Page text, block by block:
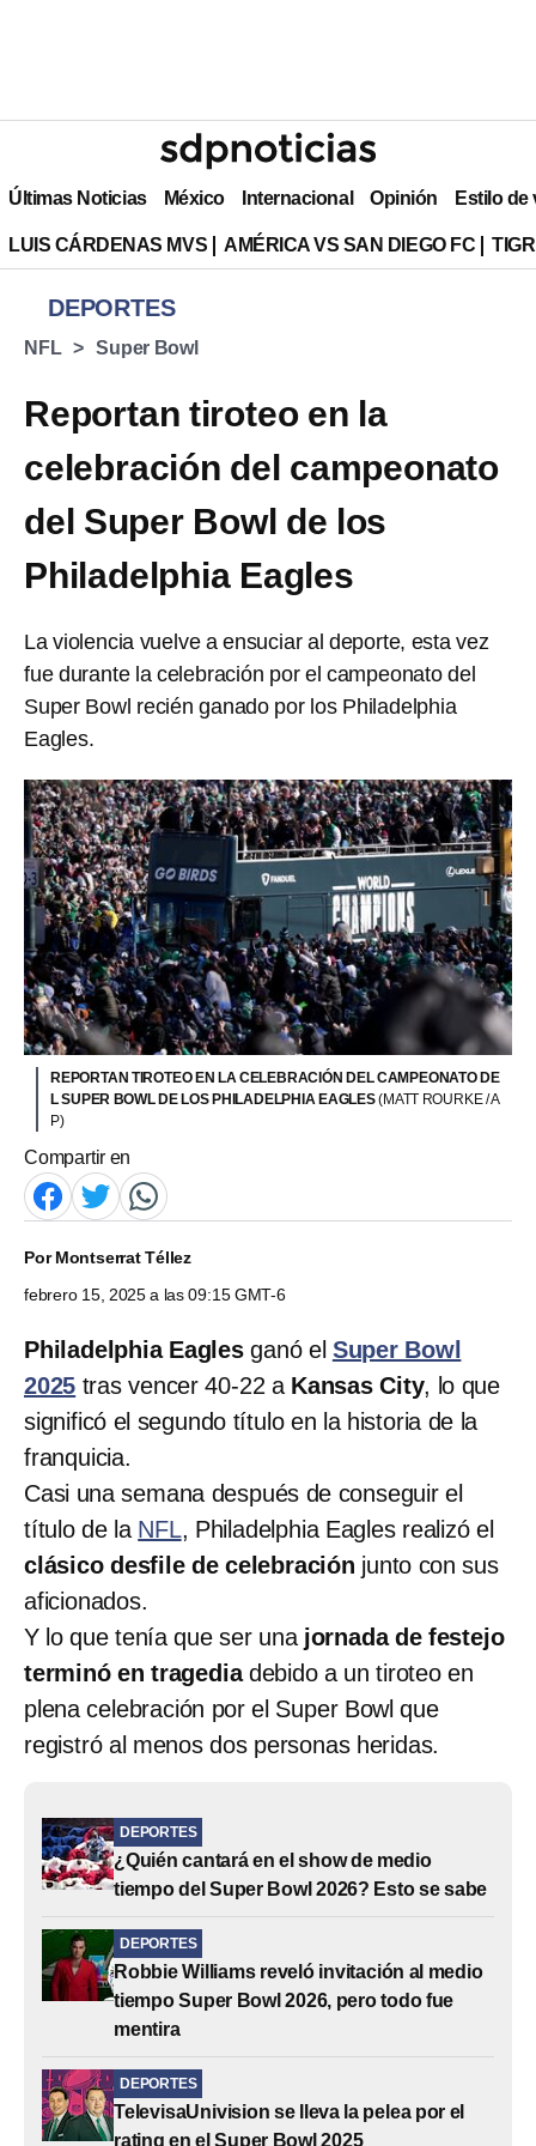
Últimas Noticias México Internacional Opinión Estilo de
LUIS CÁRDENAS MVS AMÉRICA VS SAN DIEGO FC
DEPORTES
NFL Super Bowl
Reportan tiroteo en la
celebración del campeonato
del Super Bowl de los
Philadelphia Eagles
La violencia vuelve a ensuciar al deporte, esta vez
fue durante la celebración por el campeonato del
Super Bowl recién ganado por los Philadelphia
Eagles.
REPORTAN TIROTEO EN LA CELEBRACIÓN DEL CAMPEONATO DE
L SUPER BOWL DE LOS PHILADELPHIA EAGLES(MATT ROURKE / A
P)
Compartir en
PorMontserrat Téllez
febrero 15, 2025 a las 09:15 GMT-6
Philadelphia Eaglesganó el Super Bowl
2025 tras vencer 40-22 a Kansas City, lo que
significó el segundo título en la historia de la
franquicia.
Casi una semana después de conseguir el
título de la NFL, Philadelphia Eagles realizó el
clásico desfile de celebración junto con sus
aficionados.
Y lo que tenía que ser una jornada de festejo
terminó en tragediadebido a un tiroteo en
plena celebración por el Super Bowl que
registró al menos dos personas heridas.
DEPORTES
¿Quién cantará en el show de medio
tiempo del Super Bowl 2026? Esto se sabe
DEPORTES
Robbie Williams reveló invitación al medio
tiempo Super Bowl 2026, pero todo fue
mentira
DEPORTES
TelevisaUnivision se lleva la pelea por el
rating en el Super Bowl 2025